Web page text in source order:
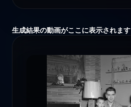
生成結果の動画がここに表示されます